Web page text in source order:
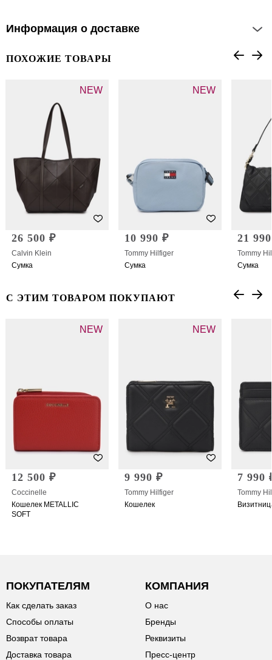
Информация о доставке
ПОХОЖИЕ ТОВАРЫ
NEW
26 500 ₽
Calvin Klein
Сумка
NEW
10 990 ₽
Tommy Hilfiger
Сумка
21
Tommy
Сумка
С ЭТИМ ТОВАРОМ ПОКУПАЮТ
NEW
12 500 ₽
Coccinelle
Кошелек METALLIC
SOFT
NEW
9 990 ₽
Tommy Hilfiger
Кошелек
7 990
Tommy
ПОКУПАТЕЛЯМ
Как сделать заказ
Способы оплаты
Возврат товара
Доставка товара
КОМПАНИЯ
О нас
Бренды
Реквизиты
Пресс-центр